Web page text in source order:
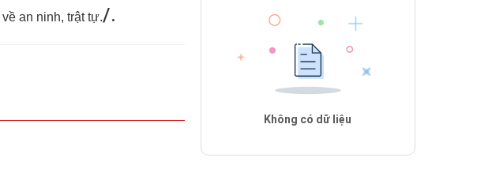
an ninh, trật tự./.
Không có dữ liệu